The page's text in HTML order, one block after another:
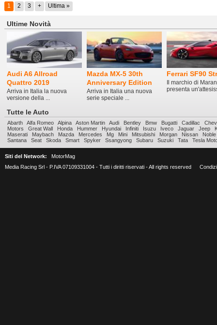
1 2 3 + Ultima »
Ultime Novità
Audi A6 Allroad
Quattro 2019
Arriva in Italia la nuova
versione della ...
Mazda MX-5 30th
Anniversary Edition
Arriva in Italia una nuova
serie speciale ...
Ferrari SF90
Il marchio di
presenta
Tutte le Auto
Abarth Alfa Romeo Alpina Aston Martin Audi Bentley Bmw Bugatti Cadillac
Motors
Great Wall Honda Hummer Hyundai Infiniti Isuzu Iveco Jaguar Jeep
Maserati
Maybach Mazda Mercedes Mg Mini Mitsubishi Morgan Nissan
Noble
Santana
Seat Skoda Smart Spyker Ssangyong Subaru Suzuki Tata Tesla
Siti del Network:
MotorMag
Media Racing Srl - P.IVA 07109331004 - Tutti i diritti riservati - All rights reserved